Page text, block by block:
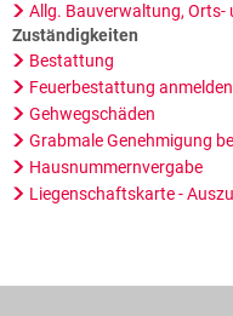
Allg. Bauverwaltung, Orts-
Zuständigkeiten
Bestattung
Feuerbestattung anmelden
Gehwegschäden
Grabmale Genehmigung
Hausnummernvergabe
Liegenschaftskarte -